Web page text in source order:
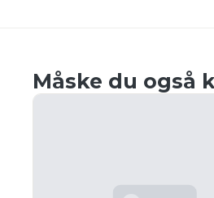
Måske du også